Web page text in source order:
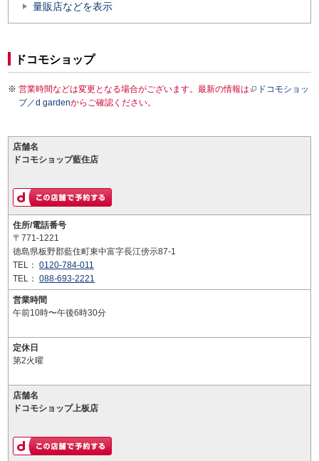
量販店などを表示
ドコモショップ
営業時間などは変更となる場合がございます。最新の情報は
ドコモショッ
プ／d gardenからご確認ください。
店舗名
ドコモショップ藍住店
住所/電話番号
〒771-1221
徳島県板野郡藍住町東中富字長江傍示87-1
TEL： 0120-784-011
TEL： 088-693-2221
営業時間
午前10時〜午後6時30分
定休日
第2火曜
店舗名
ドコモショップ上板店